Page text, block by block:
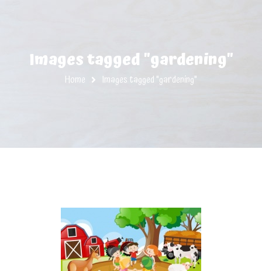
Images tagged "gardening"
Home Images tagged "gardening"